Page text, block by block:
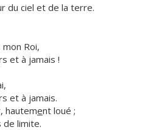
du ciel et de la terre.
mon Roi,
et à jamais !
et à jamais.
hautement loué ;
de limite.